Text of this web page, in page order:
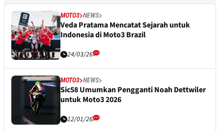
MOTO3 NEWS
Veda Pratama Mencatat Sejarah untuk
Indonesia di Moto3 Brazil
24/03/26
MOTO3 NEWS
Sic58 Umumkan Pengganti Noah Dettwiler
untuk Moto3 2026
12/01/26